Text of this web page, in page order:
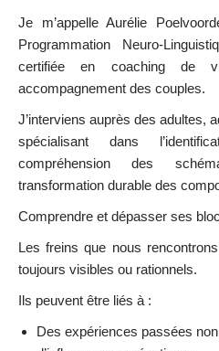
Je m’appelle Aurélie
Programmation Neuro-
certifiée en coaching de
accompagnement des couples.
J’interviens auprès des adultes,
spécialisant dans
compréhension des
transformation durable des
Comprendre et dépasser ses
Les freins que nous
toujours visibles ou rationnels.
Ils peuvent être liés à :
Des expériences passées